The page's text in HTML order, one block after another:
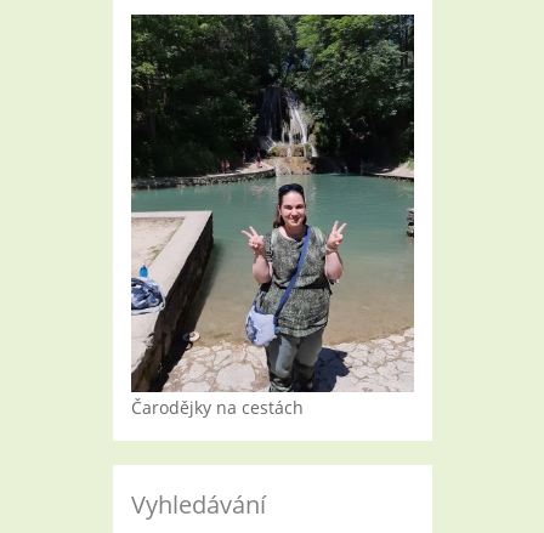
Čarodějky na cestách
Vyhledávání